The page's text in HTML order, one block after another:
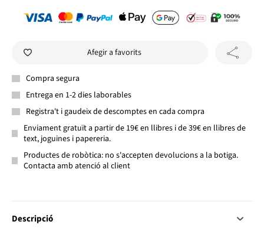
Afegir a favorits
Compra segura
Entrega en 1-2 dies laborables
Registra't i gaudeix de descomptes en cada compra
Enviament gratuït a partir de 19€ en llibres i de 39€ en llibres de
text, joguines i papereria.
Productes de robòtica: no s'accepten devolucions a la botiga.
Contacta amb atenció al client
Descripció